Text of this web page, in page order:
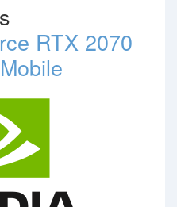
RTX 2070